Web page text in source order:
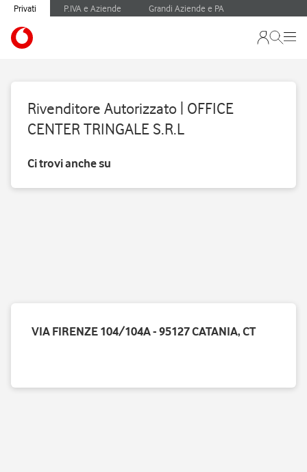
Privati P.IVA e Aziende Grandi Aziende e PA
Rivenditore Autorizzato | OFFICE
CENTER TRINGALE S.R.L
Ci trovi anche su
VIA FIRENZE 104/104A - 95127 CATANIA, CT